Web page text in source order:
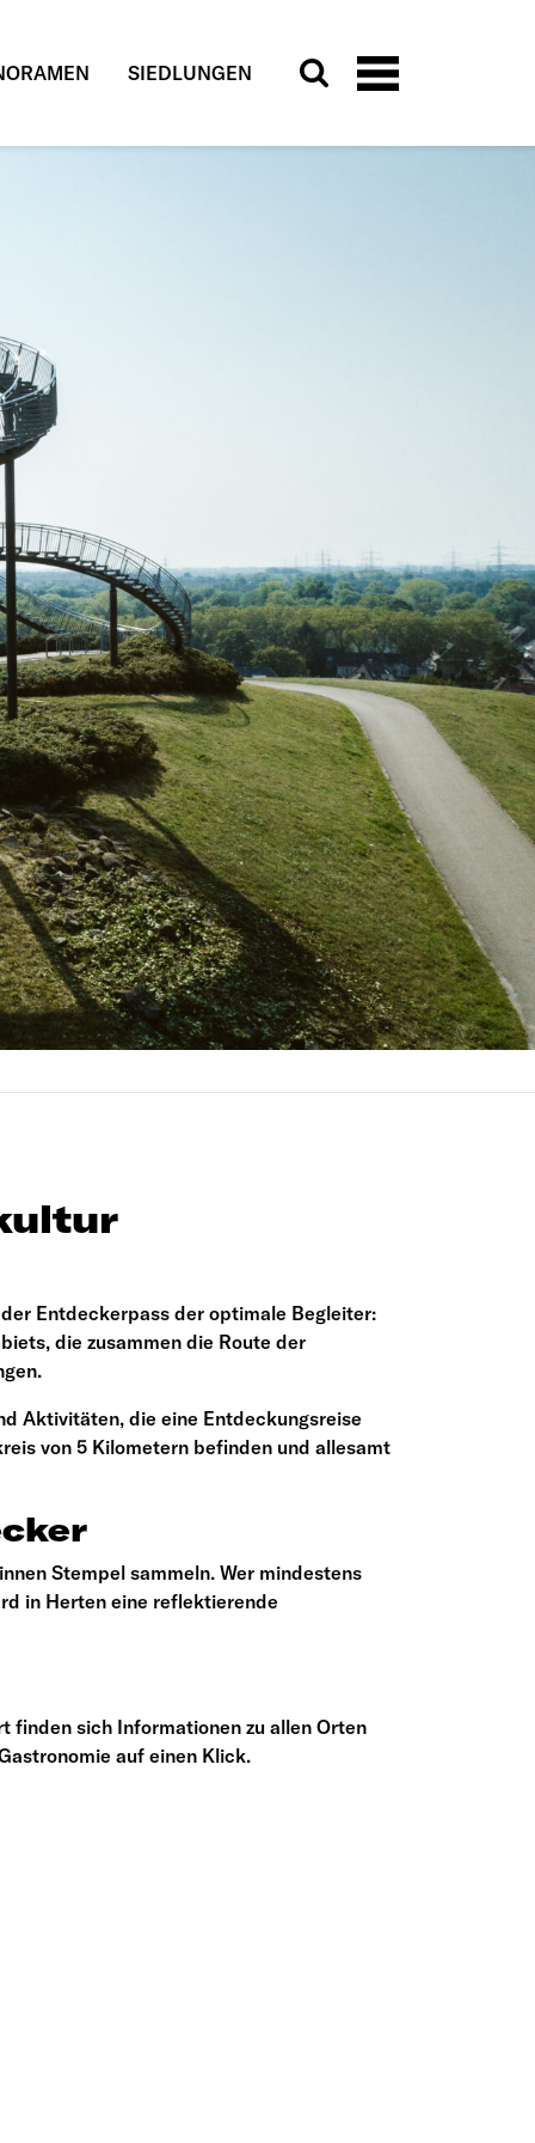
SIEDLUNGEN
Entdeckerpass der optimale Begleiter:
die zusammen die Route der
Aktivitäten, die eine Entdeckungsreise
von 5 Kilometern befinden und allesamt
Stempel sammeln. Wer mindestens
in Herten eine reflektierende
finden sich Informationen zu allen Orten
auf einen Klick.